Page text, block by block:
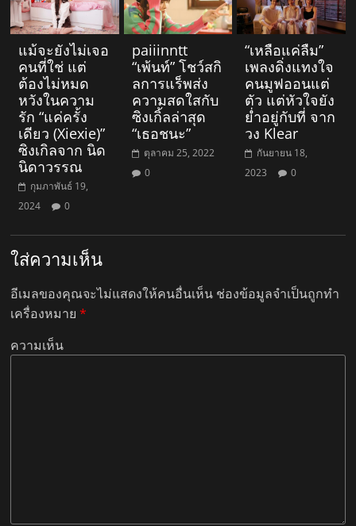
แม้จะยังไม่เจอ
คนที่ใช่ แต่
ต้องไม่หมด
หวังในความ
รัก “แค่ครั้ง
เดียว (Xiexie)”
ซิงเกิลจาก นิด
นิดาวรรณ
กุมภาพันธ์ 19,
2024
0
paiiinntt
“เพ้นท์” โชว์สกิ
ลการแร็พส่ง
ความสดใสกับ
ซิงเกิ้ลล่าสุด
“เธอชนะ”
ตุลาคม 25, 2022
0
“เหลือแค่ลืม”
เพลงดิ่งแทงใจ
คนมูฟออนแต่
ตัว แต่หัวใจยัง
ย่ำอยู่กับที่ จาก
วง Klear
กันยายน 18,
2023
0
ใส่ความเห็น
อีเมลของคุณจะไม่แสดงให้คนอื่นเห็น ช่องข้อมูลจำเป็นถูกทำ
เครื่องหมาย*
ความเห็น